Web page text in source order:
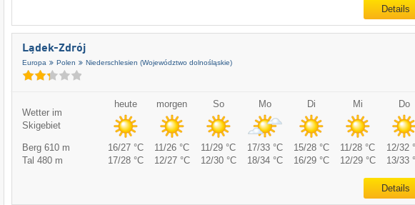
Details
Lądek-Zdrój
Europa Polen Niederschlesien (Województwo dolnośląskie)
Wetter im
Skigebiet
heute morgen So Mo Di Mi Do
Berg 610 m 16/27 °C 11/26 °C 11/29 °C 17/33 °C 15/28 °C 11/28 °C
12/32
Tal 480 m
17/28 °C 12/27 °C 12/30 °C 18/34 °C 16/29 °C 12/29 °C 13/33
Details